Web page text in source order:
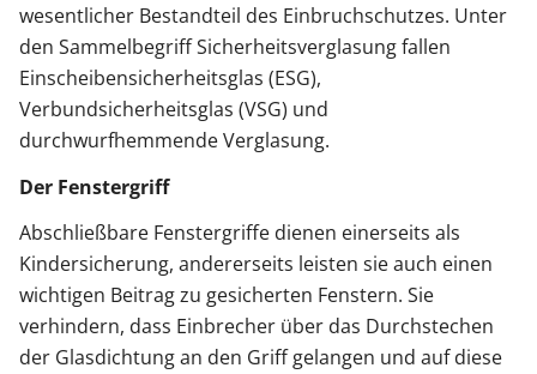
wesentlicher Bestandteil des Einbruchschutzes. Unter
den Sammelbegriff Sicherheitsverglasung fallen
Einscheibensicherheitsglas (ESG),
Verbundsicherheitsglas (VSG) und
durchwurfhemmende Verglasung.
Der Fenstergriff
Abschließbare Fenstergriffe dienen einerseits als
Kindersicherung, andererseits leisten sie auch einen
wichtigen Beitrag zu gesicherten Fenstern. Sie
verhindern, dass Einbrecher über das Durchstechen
der Glasdichtung an den Griff gelangen und auf diese